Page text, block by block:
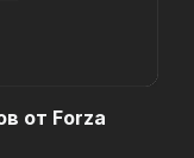
от Forza